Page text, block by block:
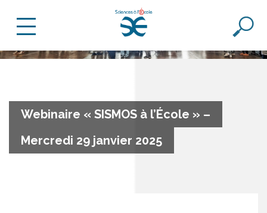
Webinaire « SISMOS à l’École » –
Mercredi 29 janvier 2025